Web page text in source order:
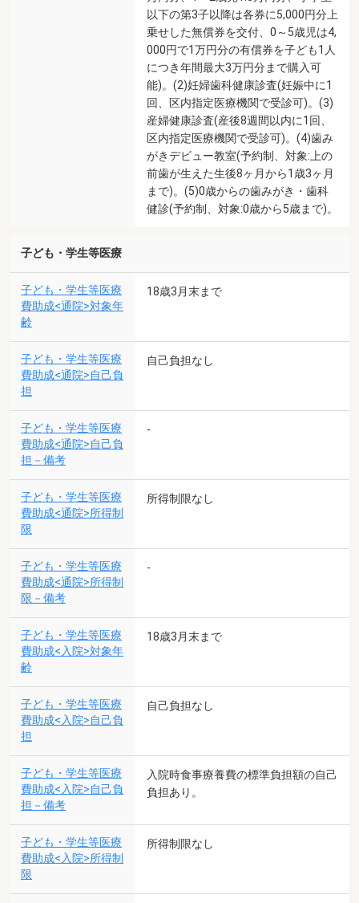
以下の第3子以降は各券に5,000円分上
乗せした無償券を交付、0～5歳児は4,
000円で1万円分の有償券を子ども1人
につき年間最大3万円分まで購入可
能)。(2)妊婦歯科健康診査(妊娠中に1
回、区内指定医療機関で受診可)。(3)
産婦健康診査(産後8週間以内に1回、
区内指定医療機関で受診可)。(4)歯み
がきデビュー教室(予約制、対象:上の
前歯が生えた生後8ヶ月から1歳3ヶ月
まで)。(5)0歳からの歯みがき・歯科
健診(予約制、対象:0歳から5歳まで)。
子ども・学生等医療
子ども・学生等医療
費助成<通院>対象年
齢
18歳3月末まで
子ども・学生等医療
費助成<通院>自己負
担
自己負担なし
子ども・学生等医療
費助成<通院>自己負
担－備考
-
子ども・学生等医療
費助成<通院>所得制
限
所得制限なし
子ども・学生等医療
費助成<通院>所得制
限－備考
-
子ども・学生等医療
費助成<入院>対象年
齢
18歳3月末まで
子ども・学生等医療
費助成<入院>自己負
担
自己負担なし
子ども・学生等医療
費助成<入院>自己負
担－備考
入院時食事療養費の標準負担額の自己
負担あり。
子ども・学生等医療
費助成<入院>所得制
限
所得制限なし